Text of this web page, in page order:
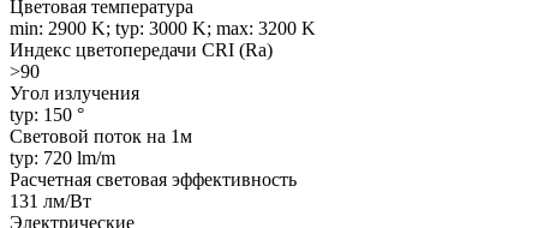
Цветовая температура
min: 2900 K; typ: 3000 K; max: 3200 K
Индекс цветопередачи CRI (Ra)
>90
Угол излучения
typ: 150 °
Световой поток на 1м
typ: 720 lm/m
Расчетная световая эффективность
131 лм/Вт
Электрические